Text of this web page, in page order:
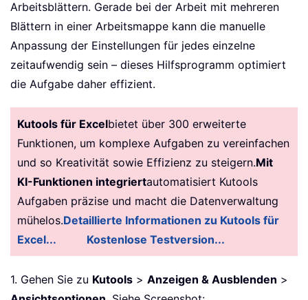
Arbeitsblättern. Gerade bei der Arbeit mit mehreren
Blättern in einer Arbeitsmappe kann die manuelle
Anpassung der Einstellungen für jedes einzelne
zeitaufwendig sein – dieses Hilfsprogramm optimiert
die Aufgabe daher effizient.
Kutools für Excelbietet über 300 erweiterte
Funktionen, um komplexe Aufgaben zu vereinfachen
und so Kreativität sowie Effizienz zu steigern.Mit
KI-Funktionen integriertautomatisiert Kutools
Aufgaben präzise und macht die Datenverwaltung
mühelos.Detaillierte Informationen zu Kutools für
Excel...
Kostenlose Testversion...
1. Gehen Sie zu Kutools > Anzeigen & Ausblenden >